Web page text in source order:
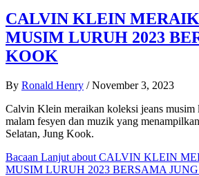
CALVIN KLEIN
MUSIM LURUH 2023
KOOK
By Ronald Henry / November 3, 2023
Calvin Klein meraikan koleksi jeans musim
malam fesyen dan muzik yang
Selatan, Jung Kook.
Bacaan Lanjut about CALVIN KLEIN
MUSIM LURUH 2023 BERSAMA